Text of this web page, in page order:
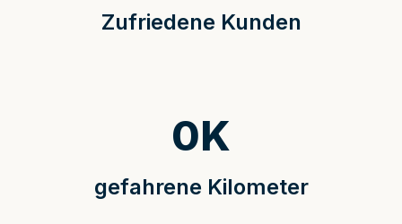
Zufriedene Kunden
gefahrene Kilometer
0K